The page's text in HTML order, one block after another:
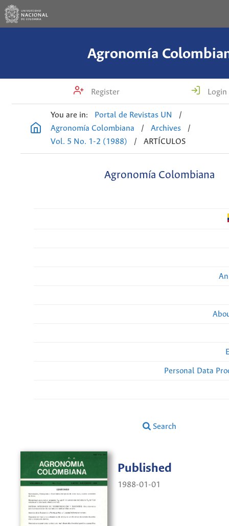
Agronomía
Register Login
You are in: Portal de Revistas UN
/
Agronomía Colombiana
/ Archives
/
Vol. 5 No. 1-2 (1988)
/ ARTÍCULOS
Agronomía Colombiana
Personal Data
Search
Published
1988-01-01